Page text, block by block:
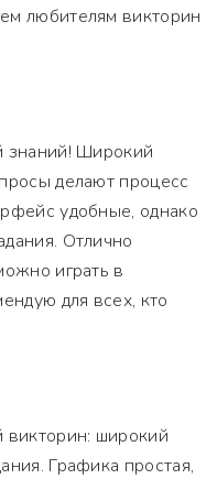
любителям викторин
знаний! Широкий
делают процесс
удобные, однако
Отлично
играть в
для всех, кто
викторин: широкий
Графика простая,